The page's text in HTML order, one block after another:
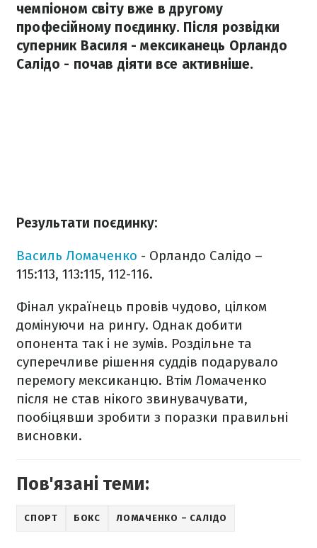
чемпіоном світу вже в другому
професійному поєдинку. Після розвідки
суперник Василя - мексиканець Орландо
Салідо - почав діяти все активніше.
Результати поєдинку:
Василь Ломаченко - Орландо Салідо –
115:113, 113:115, 112-116.
Фінал українець провів чудово, цілком
домінуючи на рингу. Однак добити
опонента так і не зумів. Роздільне та
суперечливе рішення суддів подарувало
перемогу мексиканцю. Втім Ломаченко
після не став нікого звинувачувати,
пообіцявши зробити з поразки правильні
висновки.
Пов'язані теми:
СПОРТ БОКС ЛОМАЧЕНКО – САЛІДО